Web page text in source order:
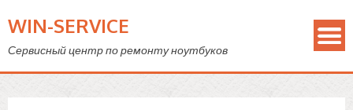
WIN-SERVICE
Сервисный центр по ремонту ноутбуков